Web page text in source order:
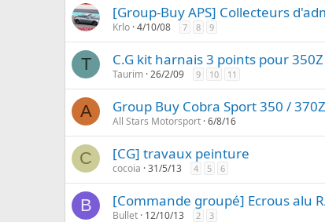
[Group-Buy APS] Collecteurs
Krlo 4/10/08 7 8 9
T C.G kit harnais 3 points pour 350Z
Taurim 26/2/09 9 10 11
A Group Buy Cobra Sport 350 / 370Z
All Stars Motorsport 6/8/16
C [CG] travaux peinture
cocoia 31/5/13 4 5 6
B [Commande groupé] Ecrous alu
Bullet 12/10/13 2 3